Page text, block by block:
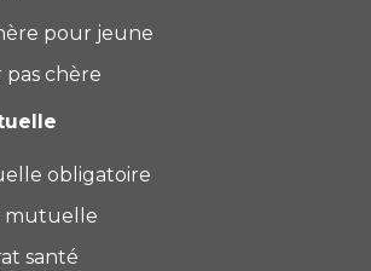
pour jeune
chère
obligatoire
mutuelle
santé